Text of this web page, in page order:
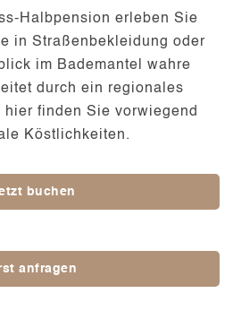
Halbpension erleben Sie
in Straßenbekleidung oder
im Bademantel
wahre
durch ein regionales
finden Sie vorwiegend
Köstlichkeiten.
buchen
anfragen